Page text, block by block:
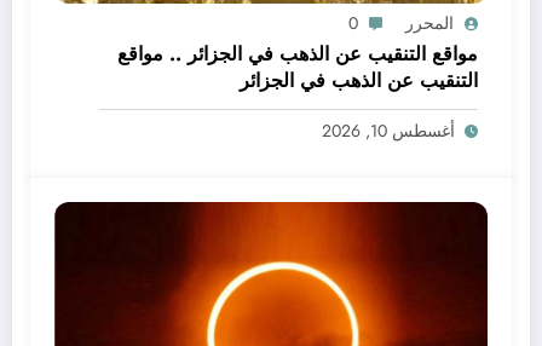
المحرر 0
مواقع التنقيب عن الذهب في الجزائر .. مواقع
التنقيب عن الذهب في الجزائر
أغسطس 10, 2026